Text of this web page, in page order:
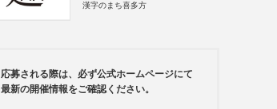
漢字のまち喜多方
応募される際は、必ず公式ホームページにて
最新の開催情報をご確認ください。